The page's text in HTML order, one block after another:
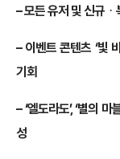
–모든 유저 및 신규ᆞ
– 이벤트 콘텐츠 ‘빛
기회
–‘엘도라도’, ‘별의 마
성